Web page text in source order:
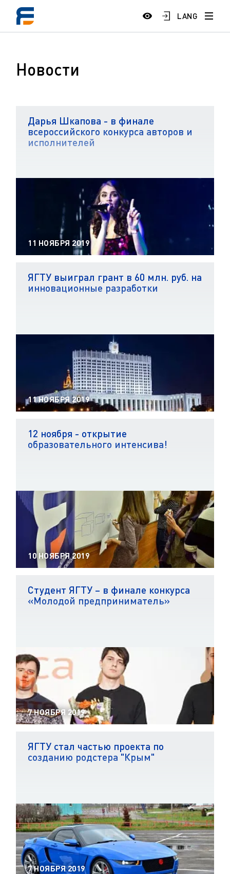
LANG
Новости
Дарья Шкапова - в финале
всероссийского конкурса авторов и
исполнителей
11 НОЯБРЯ 2019
ЯГТУ выиграл грант в 60 млн. руб. на
инновационные разработки
11 НОЯБРЯ 2019
12 ноября - открытие
образовательного интенсива!
10 НОЯБРЯ 2019
Студент ЯГТУ – в финале конкурса
«Молодой предприниматель»
7 НОЯБРЯ 2019
ЯГТУ стал частью проекта по
созданию родстера "Крым"
7 НОЯБРЯ 2019